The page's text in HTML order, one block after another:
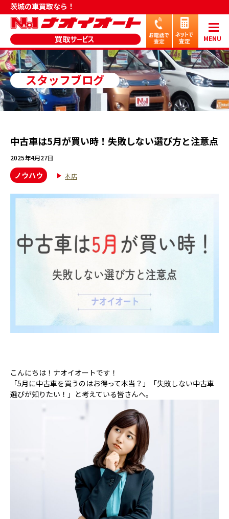
茨城の車買取なら！
MENU
スタッフブログ
中古車は5月が買い時！失敗しない選び方と注意点
2025年4月27日
ノウハウ 本店
こんにちは！ナオイオートです！
「5月に中古車を買うのはお得って本当？」「失敗しない中古車
選びが知りたい！」と考えている皆さんへ。